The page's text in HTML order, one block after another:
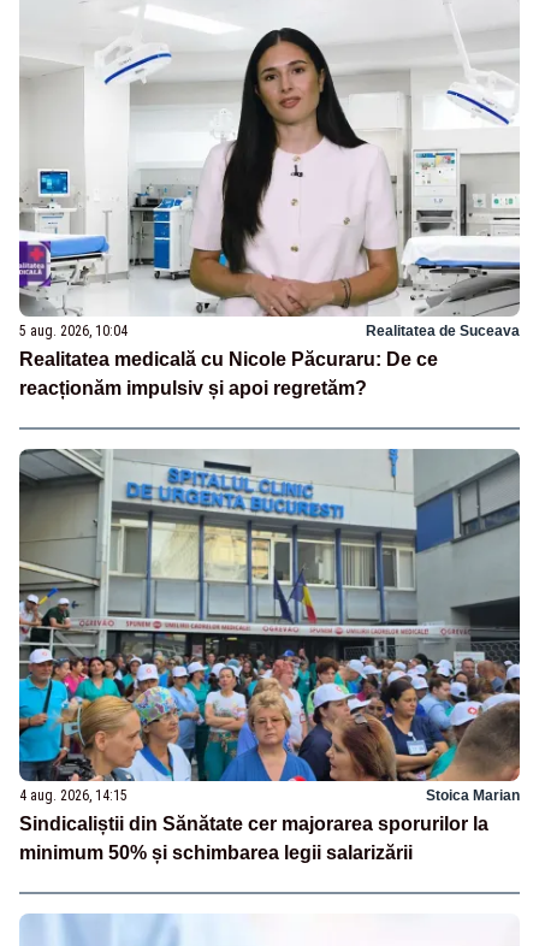
5 aug. 2026, 10:04 Realitatea de Suceava
Realitatea medicală cu Nicole Păcuraru: De ce
reacționăm impulsiv și apoi regretăm?
4 aug. 2026, 14:15 Stoica Marian
Sindicaliștii din Sănătate cer majorarea sporurilor la
minimum 50% și schimbarea legii salarizării